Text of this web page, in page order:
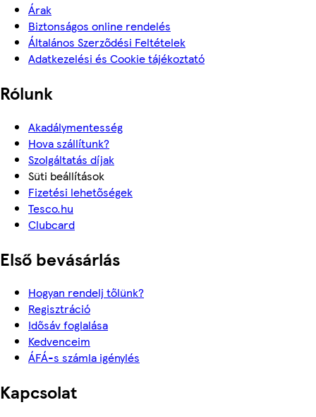
Árak
Biztonságos online rendelés
Általános Szerződési Feltételek
Adatkezelési és Cookie tájékoztató
Rólunk
Akadálymentesség
Hova szállítunk?
Szolgáltatás díjak
Süti beállítások
Fizetési lehetőségek
Tesco.hu
Clubcard
Első bevásárlás
Hogyan rendelj tőlünk?
Regisztráció
Idősáv foglalása
Kedvenceim
ÁFÁ-s számla igénylés
Kapcsolat